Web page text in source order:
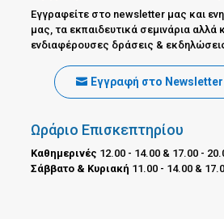
Εγγραφείτε στο newsletter μας και
μας, τα εκπαιδευτικά σεμινάρια αλλά
ενδιαφέρουσες δράσεις &
Εγγραφή στο Newsletter
Ωράριο Επισκεπτηρίου
Καθημερινές 12.00 - 14.00 & 17.00 -
Σάββατο & Κυριακή 11.00 - 14.00 &